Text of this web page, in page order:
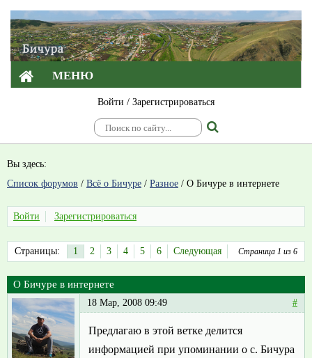
МЕНЮ
Войти / Зарегистрироваться
Вы здесь:
Список форумов / Всё о Бичуре / Разное / О Бичуре в интернете
Войти Зарегистрироваться
Страница 1 из 6
Страницы: 1 2 3 4 5 6 Следующая
О Бичуре в интернете
18 Мар, 2008 09:49 #
Предлагаю в этой ветке делится
информацией при упоминании о с. Бичура